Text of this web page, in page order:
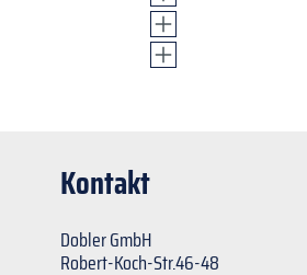
Kontakt
Dobler GmbH
Robert-Koch-Str.46-48